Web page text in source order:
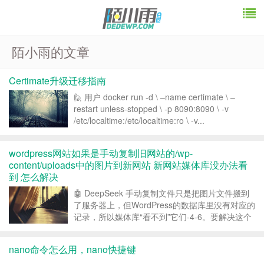
陌小雨的文章
Certimate升级迁移指南
🙋 用户 docker run -d \ –name certimate \ –
restart unless-stopped \ -p 8090:8090 \ -v
/etc/localtime:/etc/localtime:ro \ -v...
wordpress网站如果是手动复制旧网站的/wp-
content/uploads中的图片到新网站 新网站媒体库没办法看
到 怎么解决
🤖 DeepSeek 手动复制文件只是把图片文件搬到
了服务器上，但WordPress的数据库里没有对应的
记录，所以媒体库“看不到”它们-4-6。要解决这个
省时省力 这是最...
nano命令怎么用，nano快捷键